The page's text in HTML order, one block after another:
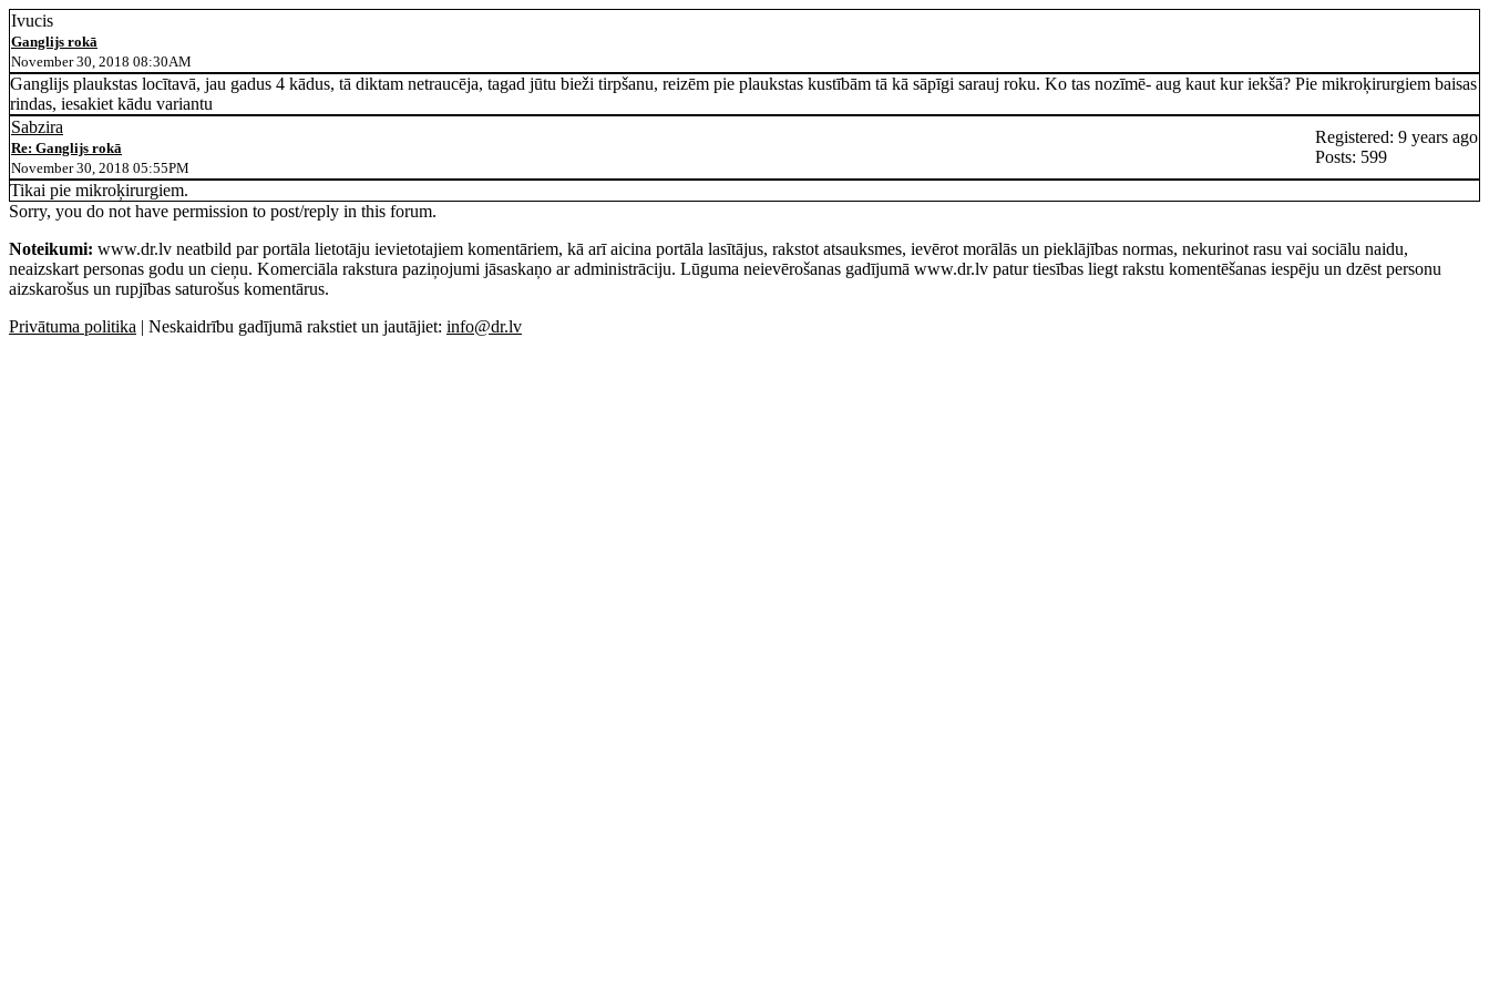
Ivucis
Ganglijs rokā
November 30, 2018 08:30AM
Ganglijs plaukstas locītavā, jau gadus 4 kādus, tā diktam netraucēja, tagad jūtu bieži tirpšanu, reizēm pie plaukstas kustībām tā kā sāpīgi sarauj roku. Ko tas nozīmē- aug kaut kur iekšā? Pie mikroķirurgiem baisas
rindas, iesakiet kādu variantu
Sabzira
Re: Ganglijs rokā
November 30, 2018 05:55PM
Registered: 9 years ago
Posts: 599
Tikai pie mikroķirurgiem.
Sorry, you do not have permission to post/reply in this forum.
Noteikumi: www.dr.lv neatbild par portāla lietotāju ievietotajiem komentāriem, kā arī aicina portāla lasītājus, rakstot atsauksmes, ievērot morālās un pieklājības normas, nekurinot rasu vai sociālu naidu,
neaizskart personas godu un cieņu. Komerciāla rakstura paziņojumi jāsaskaņo ar administrāciju. Lūguma neievērošanas gadījumā www.dr.lv patur tiesības liegt rakstu komentēšanas iespēju un dzēst personu
aizskarošus un rupjības saturošus komentārus.
Privātuma politika | Neskaidrību gadījumā rakstiet un jautājiet: info@dr.lv